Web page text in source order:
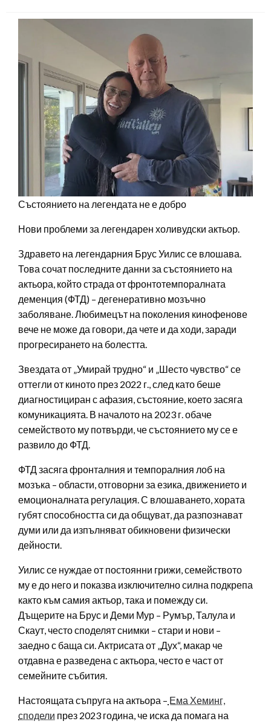
Състоянието на легендата не е добро
Нови проблеми за легендарен холивудски актьор.
Здравето на легендарния Брус Уилис се влошава.
Това сочат последните данни за състоянието на
актьора, който страда от фронтотемпоралната
деменция (ФТД) – дегенеративно мозъчно
заболяване. Любимецът на поколения кинофенове
вече не може да говори, да чете и да ходи, заради
прогресирането на болестта.
Звездата от „Умирай трудно“ и „Шесто чувство“ се
оттегли от киното през 2022 г., след като беше
диагностициран с афазия, състояние, което засяга
комуникацията. В началото на 2023 г. обаче
семейството му потвърди, че състоянието му се е
развило до ФТД.
ФТД засяга фронталния и темпоралния лоб на
мозъка – области, отговорни за езика, движението и
емоционалната регулация. С влошаването, хората
губят способността си да общуват, да разпознават
думи или да изпълняват обикновени физически
дейности.
Уилис се нуждае от постоянни грижи, семейството
му е до него и показва изключително силна подкрепа
както към самия актьор, така и помежду си.
Дъщерите на Брус и Деми Мур – Румър, Талула и
Скаут, често споделят снимки – стари и нови –
заедно с баща си. Актрисата от „Дух“, макар че
отдавна е разведена с актьора, често е част от
семейните събития.
Настоящата съпруга на актьора – Ема Хеминг,
сподели през 2023 година, че иска да помага на